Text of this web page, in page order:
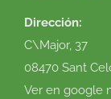
Dirección:
C\Major, 37
08470 Sant
Ver en google